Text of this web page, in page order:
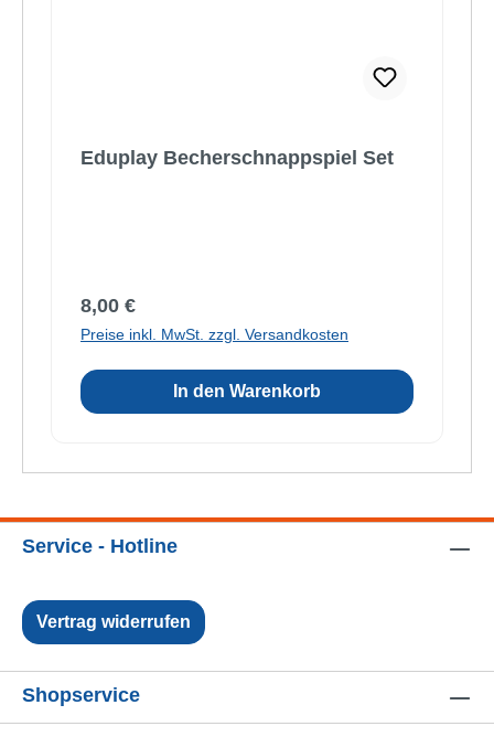
Eduplay Becherschnappspiel Set
Regulärer Preis:
8,00 €
Preise inkl. MwSt. zzgl. Versandkosten
In den Warenkorb
Service - Hotline
Vertrag widerrufen
Shopservice